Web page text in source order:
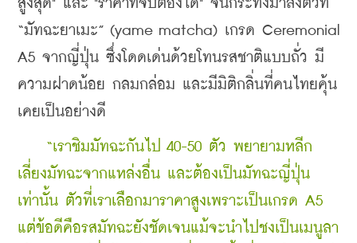
สูงสุด" และ "ราคาที่จับต้องได้" จนกระทั่งมาลงตัวที่
“มัทฉะยาเมะ” (yame matcha) เกรด Ceremonial
A5 จากญี่ปุ่น ซึ่งโดดเด่นด้วยโทนรสชาติแบบถั่ว มี
ความฝาดน้อย กลมกล่อม และมีมิติกลิ่นที่คนไทยคุ้น
เคยเป็นอย่างดี
“เราชิมมัทฉะกันไป 40-50 ตัว พยายามหลีก
เลี่ยงมัทฉะจากแหล่งอื่น และต้องเป็นมัทฉะญี่ปุ่น
เท่านั้น ตัวที่เราเลือกมาราคาสูงเพราะเป็นเกรด A5
แต่ข้อดีคือรสมัทฉะยังชัดเจนแม้จะนำไปชงเป็นเมนูลา